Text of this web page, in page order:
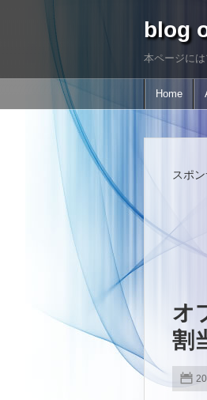
blog
本ページには
Home
スポ
オ
割